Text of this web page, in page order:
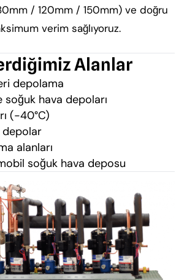
/ 120mm / 150mm) ve doğru
verim sağlıyoruz.
Alanlar
depolama
soğuk hava depoları
(-40°C)
depolar
alanları
soğuk hava deposu